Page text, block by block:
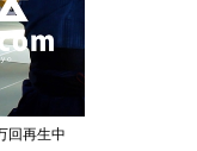
回再生中